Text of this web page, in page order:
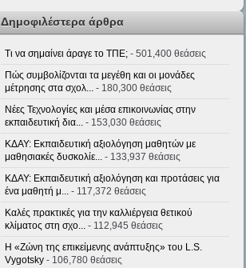
Δημοφιλέστερα άρθρα
Τι να σημαίνει άραγε το ΤΠΕ;- 501,400 θεάσεις
Πώς συμβολίζονται τα μεγέθη και οι μονάδες
μέτρησης στα σχολ...- 180,300 θεάσεις
Νέες Τεχνολογίες και μέσα επικοινωνίας στην
εκπαιδευτική δια...- 153,030 θεάσεις
ΚΔΑΥ: Εκπαιδευτική αξιολόγηση μαθητών με
μαθησιακές δυσκολίε...- 133,937 θεάσεις
ΚΔΑΥ: Εκπαιδευτική αξιολόγηση και προτάσεις για
ένα μαθητή μ...- 117,372 θεάσεις
Καλές πρακτικές για την καλλιέργεια θετικού
κλίματος στη σχο...- 112,945 θεάσεις
Η «Ζώνη της επικείμενης ανάπτυξης» του L.S.
Vygotsky- 106,780 θεάσεις